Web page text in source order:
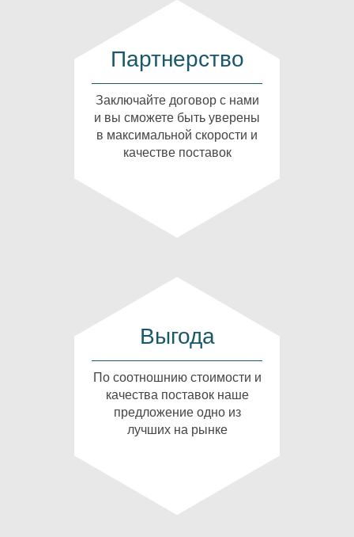
Партнерство
Заключайте договор с нами
и вы сможете быть уверены
в максимальной скорости и
качестве поставок
Выгода
По соотношнию стоимости и
качества поставок наше
предложение одно из
лучших на рынке